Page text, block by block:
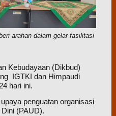
arahan dalam gelar fasilitasi
Kebudayaan (Dikbud)
IGTKI dan Himpaudi
hari ini.
penguatan organisasi
(PAUD).